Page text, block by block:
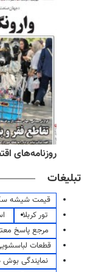
روزنامه‌های اقتصادی
تبلیغات
قیمت شیشه
تور کربلا
مرجع پاسخ
قطعات
نمایندگی بوش